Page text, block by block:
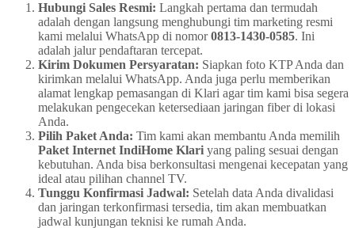
Hubungi Sales Resmi: Langkah pertama dan termudah
adalah dengan langsung menghubungi tim marketing resmi
kami melalui WhatsApp di nomor0813-1430-0585. Ini
adalah jalur pendaftaran tercepat.
Kirim Dokumen Persyaratan: Siapkan foto KTP Anda dan
kirimkan melalui WhatsApp. Anda juga perlu memberikan
alamat lengkap pemasangan di Klari agar tim kami bisa segera
melakukan pengecekan ketersediaan jaringan fiber di lokasi
Anda.
Pilih Paket Anda: Tim kami akan membantu Anda memilih
Paket Internet IndiHome Klari yang paling sesuai dengan
kebutuhan. Anda bisa berkonsultasi mengenai kecepatan yang
ideal atau pilihan channel TV.
Tunggu Konfirmasi Jadwal: Setelah data Anda divalidasi
dan jaringan terkonfirmasi tersedia, tim akan membuatkan
jadwal kunjungan teknisi ke rumah Anda.